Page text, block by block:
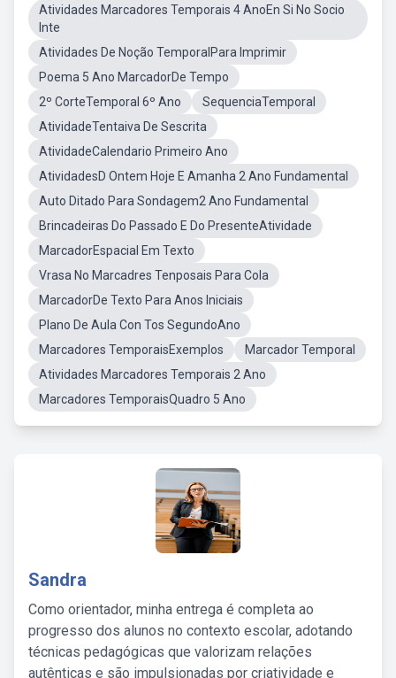
Atividades Marcadores Temporais 4 AnoEn Si No Socio
Inte
Atividades De Noção TemporalPara Imprimir
Poema 5 Ano MarcadorDe Tempo
2º CorteTemporal 6º Ano
SequenciaTemporal
AtividadeTentaiva De Sescrita
AtividadeCalendario Primeiro Ano
AtividadesD Ontem Hoje E Amanha 2 Ano Fundamental
Auto Ditado Para Sondagem2 Ano Fundamental
Brincadeiras Do Passado E Do PresenteAtividade
MarcadorEspacial Em Texto
Vrasa No Marcadres Tenposais Para Cola
MarcadorDe Texto Para Anos Iniciais
Plano De Aula Con Tos SegundoAno
Marcadores TemporaisExemplos
Marcador Temporal
Atividades Marcadores Temporais 2 Ano
Marcadores TemporaisQuadro 5 Ano
Sandra
Como orientador, minha entrega é completa ao
progresso dos alunos no contexto escolar, adotando
técnicas pedagógicas que valorizam relações
autênticas e são impulsionadas por criatividade e